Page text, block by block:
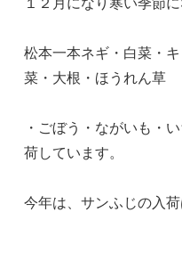
松本一本ネギ・白菜・
菜・大根・ほうれん草
・ごぼう・ながいも・
荷しています。
今年は、サンふじの入荷